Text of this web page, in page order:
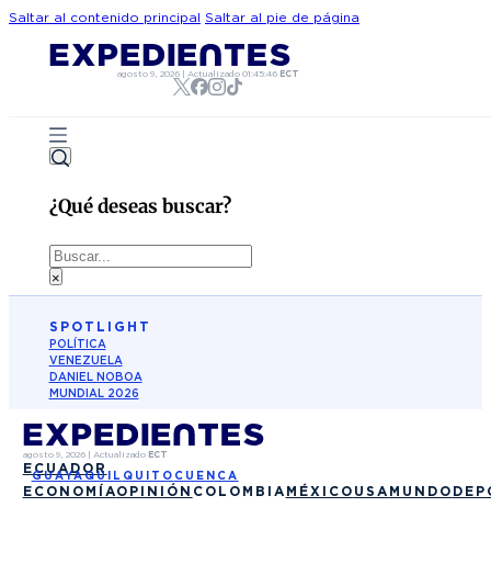
Saltar al contenido principal Saltar al pie de página
agosto 9, 2026 |Actualizado01:45:46 ECT
¿Qué deseas buscar?
Buscar
×
SPOTLIGHT
POLÍTICA
VENEZUELA
DANIEL NOBOA
MUNDIAL 2026
agosto 9, 2026| Actualizado ECT
ECUADOR
GUAYAQUIL QUITO CUENCA
ECONOMÍAOPINIÓN COLOMBIA MÉXICO USA MUNDO